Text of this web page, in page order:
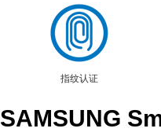
指纹认证
SAMSUNG